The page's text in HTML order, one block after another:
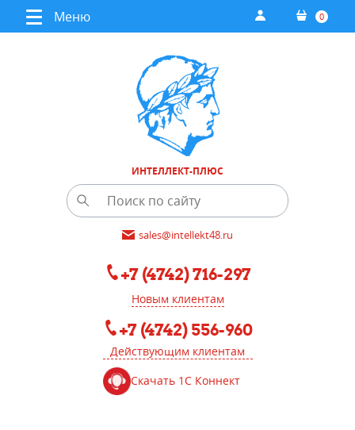
Меню 0
ИНТЕЛЛЕКТ-ПЛЮС
sales@intellekt48.ru
+7 (4742) 716-297
Новым клиентам
+7 (4742) 556-960
Действующим клиентам
Скачать 1С Коннект